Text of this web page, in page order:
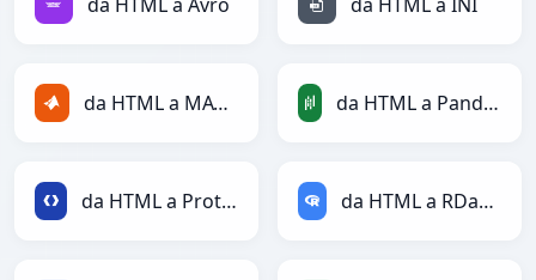
da HTML a MATLAB da HTML a PandasDataFrame
da HTML a Protobuf da HTML a RDataFrame